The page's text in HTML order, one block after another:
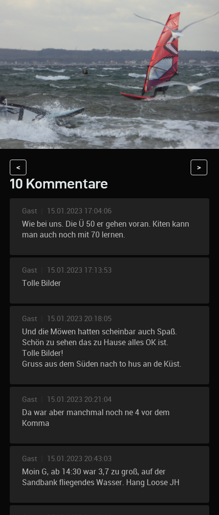
< >
10 Kommentare
Gast 15.01.2023 17:04:06
Wie bei uns. Die Ü 50 er gehen voran. Kiten kann
man auch noch mit 70 lernen.
Gast 15.01.2023 17:13:53
Tolle Bilder
Gast 15.01.2023 20:18:05
Und die Möwen hatten scheinbar auch Spaß.
Schön zu sehen das zu Hause alles OK ist.
Tolle Bilder!
Gruss aus dem Süden nach to hus an de Küst.
Gast 15.01.2023 20:21:04
Da war aber manchmal noch ne 4 vor dem
Komma
Gast 15.01.2023 20:43:03
Moin G, ab 14:30 war 3,7 zu groß, auf der
Sandbank fliegendes Wasser. Hang Loose JH